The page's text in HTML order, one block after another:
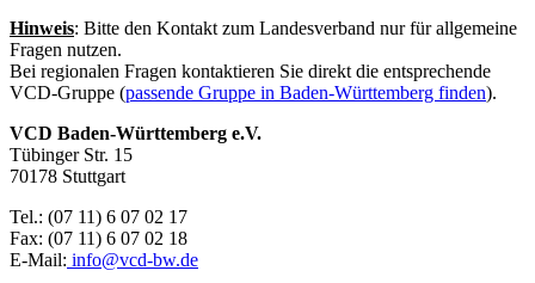
Hinweis: Bitte den Kontakt zum Landesverband nur für allgemeine
Fragen nutzen.
Bei regionalen Fragen kontaktieren Sie direkt die entsprechende
VCD-Gruppe (passende Gruppe in Baden-Württemberg finden).
VCD Baden-Württemberg e.V.
Tübinger Str. 15
70178 Stuttgart
Tel.: (07 11) 6 07 02 17
Fax: (07 11) 6 07 02 18
E-Mail: info@vcd-bw.de